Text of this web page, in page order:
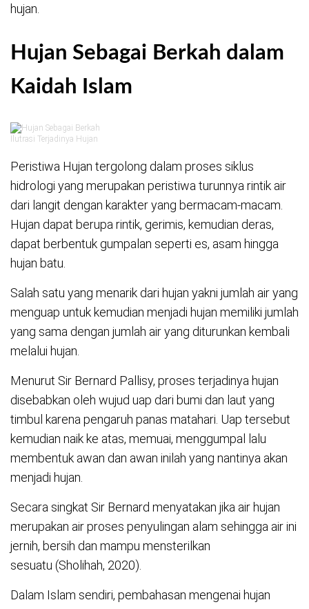
hujan.
Hujan Sebagai Berkah dalam
Kaidah Islam
Ilutrasi Terjadinya Hujan
Peristiwa Hujan tergolong dalam proses siklus
hidrologi yang merupakan peristiwa turunnya rintik air
dari langit dengan karakter yang bermacam-macam.
Hujan dapat berupa rintik, gerimis, kemudian deras,
dapat berbentuk gumpalan seperti es, asam hingga
hujan batu.
Salah satu yang menarik dari hujan yakni jumlah air yang
menguap untuk kemudian menjadi hujan memiliki jumlah
yang sama dengan jumlah air yang diturunkan kembali
melalui hujan.
Menurut Sir Bernard Pallisy, proses terjadinya hujan
disebabkan oleh wujud uap dari bumi dan laut yang
timbul karena pengaruh panas matahari. Uap tersebut
kemudian naik ke atas, memuai, menggumpal lalu
membentuk awan dan awan inilah yang nantinya akan
menjadi hujan.
Secara singkat Sir Bernard menyatakan jika air hujan
merupakan air proses penyulingan alam sehingga air ini
jernih, bersih dan mampu mensterilkan
sesuatu (Sholihah, 2020).
Dalam Islam sendiri, pembahasan mengenai hujan